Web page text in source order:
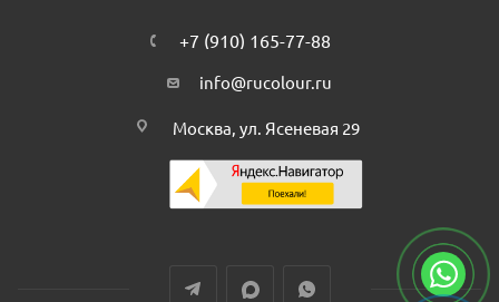
+7 (910) 165-77-88
info@rucolour.ru
Москва, ул. Ясеневая 29